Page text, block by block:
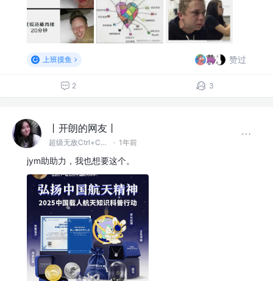
上班摸鱼 赞过
2 3
丨开朗的网友丨
超级无敌Ctrl+C~V~Z大王 · 1年前
jym助助力，我也想要这个。